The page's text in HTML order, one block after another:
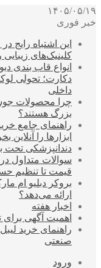
۱۴۰۵/۰۵/۱۹
خبر فوری
این اشتباه رایج
کلینیک‌های زیبایی
انواع قاب بندی
دکارت؛ تحولی
داخلی
بزرگ هستند؟
راهنمای جامع
ابزارها را آنلاین
دندانپزشکی تحت
سوالات متداول
قیمت تا تنظیم
ارائه می‌دهد؟
اخبار هفته
اهمیت آگهی
راهنمای خرید
صنعتی
ورود